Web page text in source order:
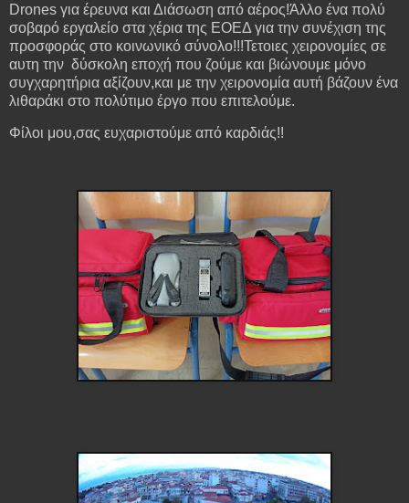
Drones για έρευνα και Διάσωση από αέρος!Άλλο ένα πολύ
σοβαρό εργαλείο στα χέρια της ΕΟΕΔ για την συνέχιση της
προσφοράς στο κοινωνικό σύνολο!!!Τετοιες χειρονομίες σε
αυτη την δύσκολη εποχή που ζούμε και βιώνουμε μόνο
συγχαρητήρια αξίζουν,και με την χειρονομία αυτή βάζουν ένα
λιθαράκι στο πολύτιμο έργο που επιτελούμε.
Φίλοι μου,σας ευχαριστούμε από καρδιάς!!